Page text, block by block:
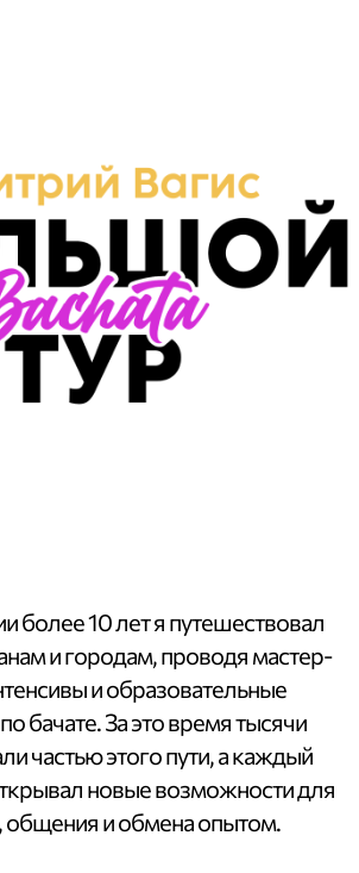
более 10 лет я путешествовал
и городам, проводя мастер-
и образовательные
бачате. За это время тысячи
частью этого пути, а каждый
новые возможности для
общения и обмена опытом.